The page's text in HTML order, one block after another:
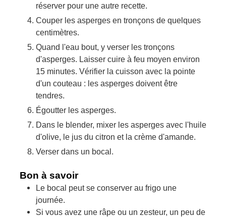
réserver pour une autre recette.
Couper les asperges en tronçons de quelques
centimètres.
Quand l'eau bout, y verser les tronçons
d'asperges. Laisser cuire à feu moyen environ
15 minutes. Vérifier la cuisson avec la pointe
d'un couteau : les asperges doivent être
tendres.
Égoutter les asperges.
Dans le blender, mixer les asperges avec l'huile
d'olive, le jus du citron et la crème d'amande.
Verser dans un bocal.
Bon à savoir
Le bocal peut se conserver au frigo une
journée.
Si vous avez une râpe ou un zesteur, un peu de